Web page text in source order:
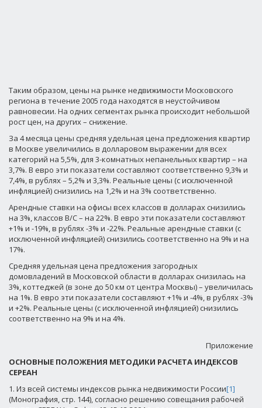
Таким образом, цены на рынке недвижимости Московского
региона в течение 2005 года находятся в неустойчивом
равновесии. На одних сегментах рынка происходит небольшой
рост цен, на других – снижение.
За 4 месяца цены средняя удельная цена предложения квартир
в Москве увеличились в долларовом выражении для всех
категорий на 5,5%, для 3-комнатных непанельных квартир – на
3,7%. В евро эти показатели составляют соответственно 9,3% и
7,4%, в рублях – 5,2% и 3,3%. Реальные цены (с исключенной
инфляцией) снизились на 1,2% и на 3% соответственно.
Арендные ставки на офисы всех классов в долларах снизились
на 3%, классов В/С – на 22%. В евро эти показатели составляют
+1% и -19%, в рублях -3% и -22%. Реальные арендные ставки (с
исключенной инфляцией) снизились соответственно на 9% и на
17%.
Средняя удельная цена предложения загородных
домовладений в Московской области в долларах снизилась на
3%, коттеджей (в зоне до 50 км от центра Москвы) – увеличилась
на 1%. В евро эти показатели составляют +1% и -4%, в рублях -3%
и +2%. Реальные цены (с исключенной инфляцией) снизились
соответственно на 9% и на 4%.
Приложение
ОСНОВНЫЕ ПОЛОЖЕНИЯ МЕТОДИКИ РАСЧЕТА ИНДЕКСОВ
СЕРЕАН
1. Из всей системы индексов рынка недвижимости России[1]
(Монография, стр. 144), согласно решению совещания рабочей